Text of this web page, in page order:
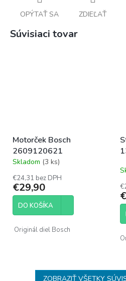
OPÝTAŤ SA ZDIEĽAŤ
Súvisiaci tovar
Motorček Bosch
2609120621
Priemerné
produktu
je
5,0
hviezdičiek.
Skladom (3 ks)
€24,31 bez DPH
€29,90
DO KOŠÍKA
Originál diel Bosch
ZOBRAZIŤ VŠETKY